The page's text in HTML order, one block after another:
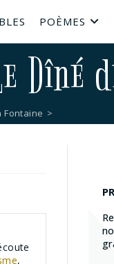
POÈMES
Dîné
Fontaine >
,